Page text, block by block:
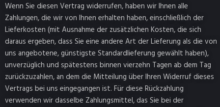
Wenn Sie diesen Vertrag widerrufen, haben wir Ihnen alle
Zahlungen, die wir von Ihnen erhalten haben, einschließlich der
Lieferkosten (mit Ausnahme der zusätzlichen Kosten, die sich
daraus ergeben, dass Sie eine andere Art der Lieferung als die von
uns angebotene, günstigste Standardlieferung gewählt haben),
unverzüglich und spätestens binnen vierzehn Tagen ab dem Tag
zurückzuzahlen, an dem die Mitteilung über Ihren Widerruf dieses
Vertrags bei uns eingegangen ist. Für diese Rückzahlung
verwenden wir dasselbe Zahlungsmittel, das Sie bei der